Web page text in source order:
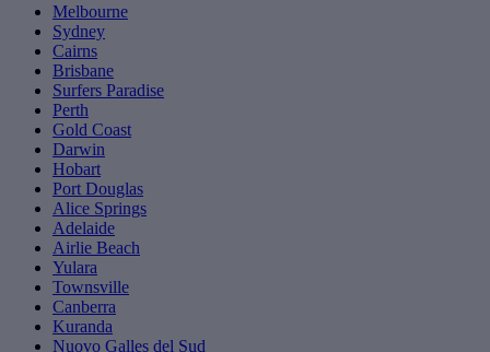
Melbourne
Sydney
Cairns
Brisbane
Surfers Paradise
Perth
Gold Coast
Darwin
Hobart
Port Douglas
Alice Springs
Adelaide
Airlie Beach
Yulara
Townsville
Canberra
Kuranda
Nuovo Galles del Sud